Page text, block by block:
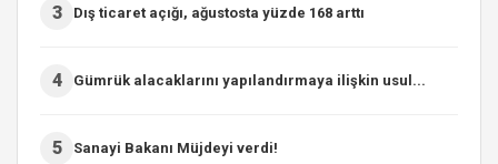
3 Dış ticaret açığı, ağustosta yüzde 168 arttı
4 Gümrük alacaklarını yapılandırmaya ilişkin usul...
5 Sanayi Bakanı Müjdeyi verdi!